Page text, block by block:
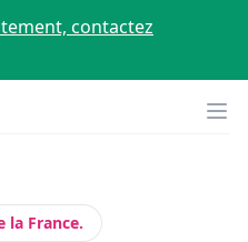
contactez
la France.